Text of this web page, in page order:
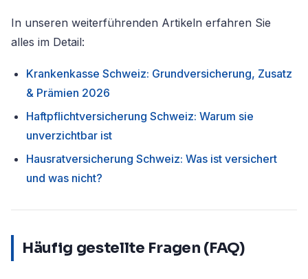
In unseren weiterführenden Artikeln erfahren Sie
alles im Detail:
Krankenkasse Schweiz: Grundversicherung, Zusatz
& Prämien 2026
Haftpflichtversicherung Schweiz: Warum sie
unverzichtbar ist
Hausratversicherung Schweiz: Was ist versichert
und was nicht?
Häufig gestellte Fragen (FAQ)